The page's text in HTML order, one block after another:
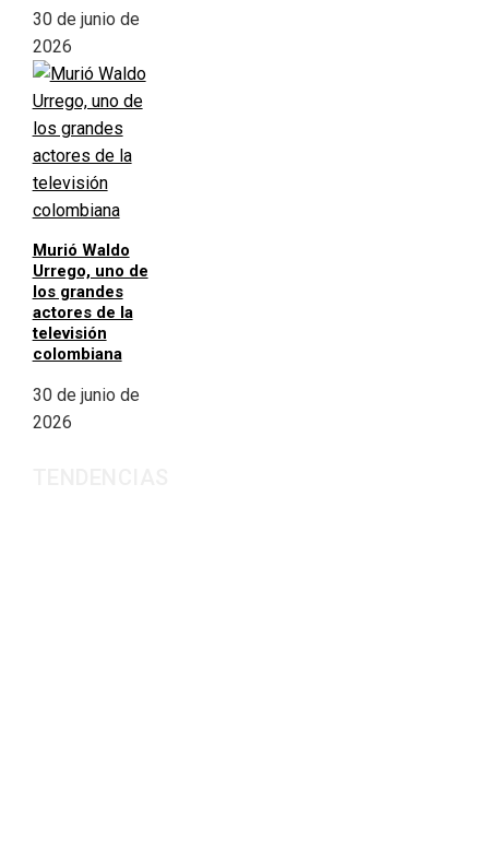
30 de junio de
2026
Murió Waldo
Urrego, uno de
los grandes
actores de la
televisión
colombiana
30 de junio de
2026